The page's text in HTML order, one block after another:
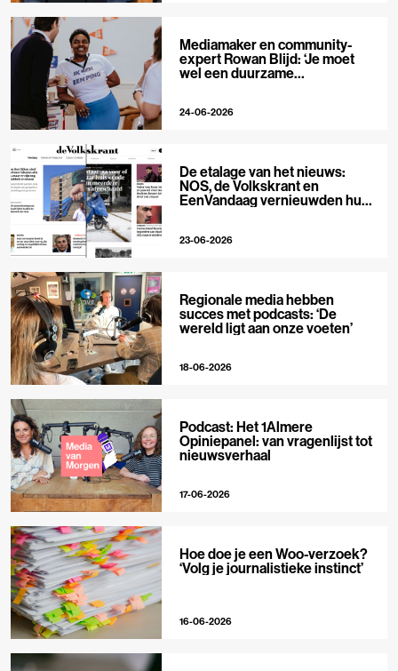
Mediamaker en community-
expert Rowan Blijd: ‘Je moet
wel een duurzame
24-06-2026
De etalage van het nieuws:
NOS, de Volkskrant en
EenVandaag vernieuwden hun
23-06-2026
Regionale media hebben
succes met podcasts: ‘De
wereld ligt aan onze voeten’
18-06-2026
Podcast: Het 1Almere
Opiniepanel: van vragenlijst tot
nieuwsverhaal
17-06-2026
Hoe doe je een Woo-verzoek?
‘Volg je journalistieke instinct’
16-06-2026